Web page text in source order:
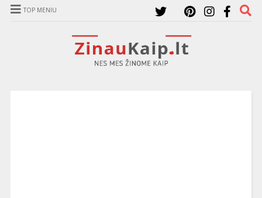
TOP MENIU